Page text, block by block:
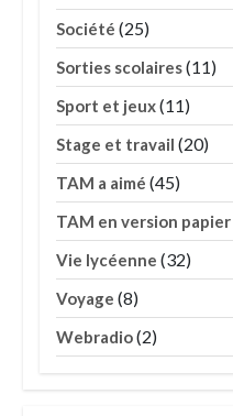
Société (25)
Sorties scolaires(11)
Sport et jeux(11)
Stage et travail (20)
TAM a aimé (45)
TAM en version papier
Vie lycéenne (32)
Voyage (8)
Webradio(2)